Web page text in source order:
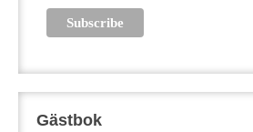
Gästbok